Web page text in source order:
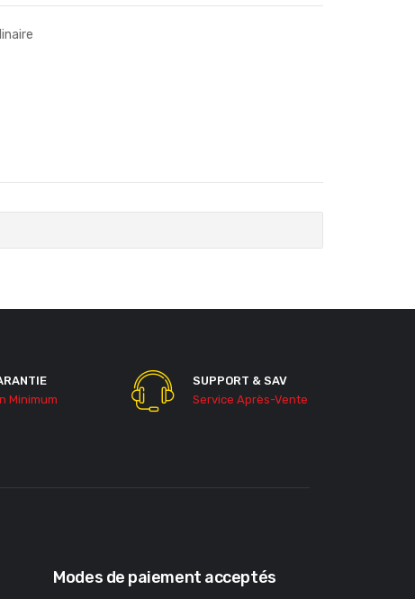
Minimum
SUPPORT & SAV
Service Après-Vente
Modes de paiement acceptés